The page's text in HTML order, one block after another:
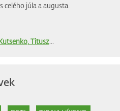
celého júla a augusta.
Titusz...